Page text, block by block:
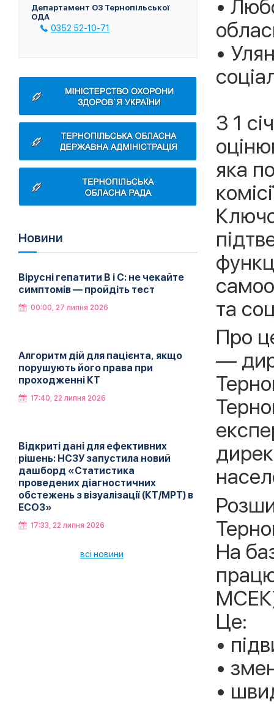
Департамент ОЗ Тернопільської
ОДА
0352 52-10-71
Новини
Вірусні гепатити B і C: не чекайте
симптомів — пройдіть тест
00:00, 27 липня 2026
Алгоритм дій для пацієнта, якщо
порушують його права при
проходженні КТ
17:40, 22 липня 2026
Відкриті дані для ефективних
рішень: НСЗУ запустила новий
дашборд «Статистика
проведених діагностичних
обстежень з візуалізації (КТ/МРТ) в
ЕСОЗ»
17:33, 22 липня 2026
всі новини
•
•
З 1
яка
та
Про
—
На
Це:
•
•
•